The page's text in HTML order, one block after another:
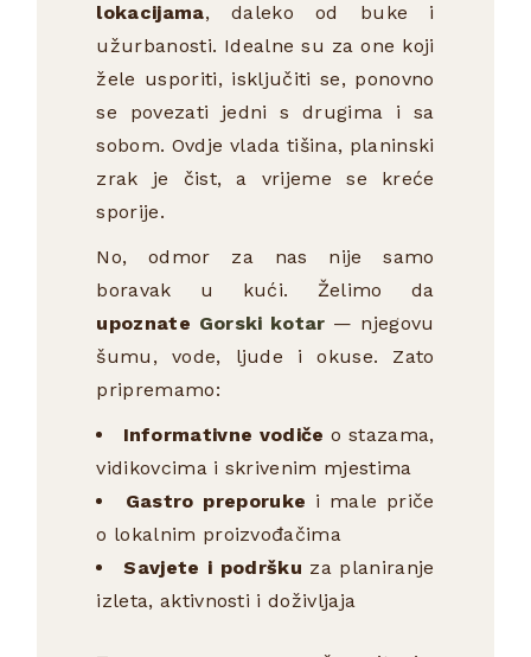
lokacijama, daleko od buke i
užurbanosti. Idealne su za one koji
žele usporiti, isključiti se, ponovno
se povezati jedni s drugima i sa
sobom. Ovdje vlada tišina, planinski
zrak je čist, a vrijeme se kreće
sporije.
No, odmor za nas nije samo
boravak u kući. Želimo da
upoznate Gorski kotar — njegovu
šumu, vode, ljude i okuse. Zato
pripremamo:
Informativne vodiče o stazama,
vidikovcima i skrivenim mjestima
Gastro preporuke i male priče
o lokalnim proizvođačima
Savjete i podršku za planiranje
izleta, aktivnosti i doživljaja